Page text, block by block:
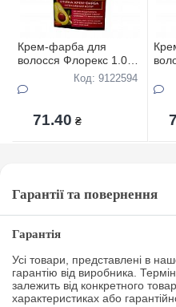
Крем-фарба для
волосся Флорекс 1.0
Код: 9122594
71.40 ₴
Гарантії та повернення
Гарантія
Усі товари, представлені в
гарантію від виробника.
залежить від конкретного
характеристиках або